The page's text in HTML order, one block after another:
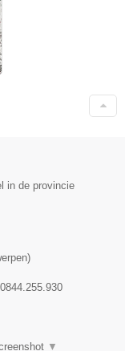
in de provincie
)
▼